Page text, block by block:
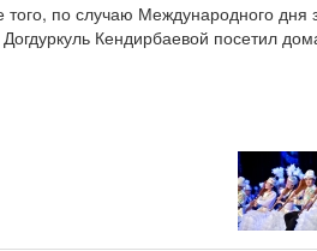
того, по случаю Международного
Догдуркуль Кендирбаевой посетил